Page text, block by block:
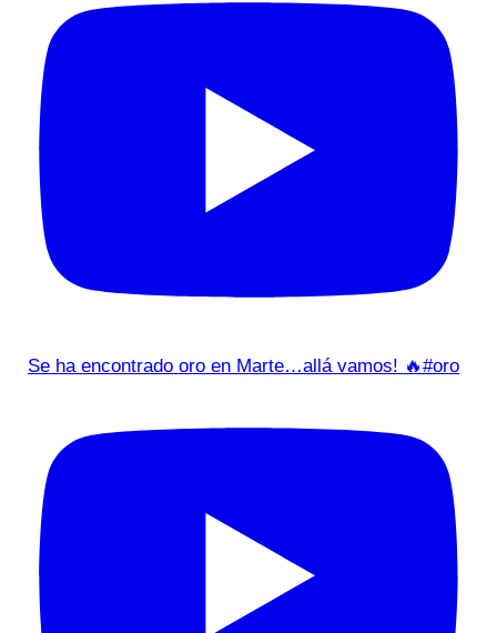
Se ha encontrado oro en Marte…allá vamos! 🔥#oro